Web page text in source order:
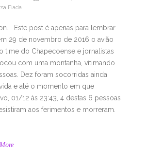
Fiada
Este post é apenas para lembrar
29 de novembro de 2016 o avião
time do Chapecoense e jornalistas
com uma montanha, vitimando
Dez foram socorridas ainda
e até o momento em que
01/12 às 23:43, 4 destas 6 pessoas
aos ferimentos e morreram.